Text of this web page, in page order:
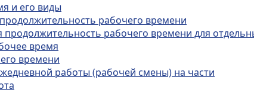
и его виды
рабочего времени
рабочего времени для
время
времени
работы (рабочей смены) на части